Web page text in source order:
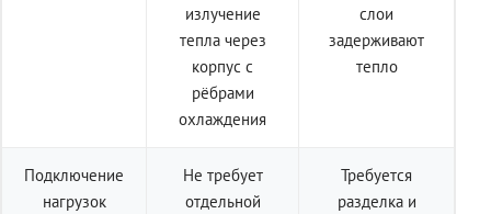
излучение
тепла через
корпус с
рёбрами
охлаждения
слои
задерживают
тепло
Подключение
нагрузок
Не требует
отдельной
Требуется
разделка и